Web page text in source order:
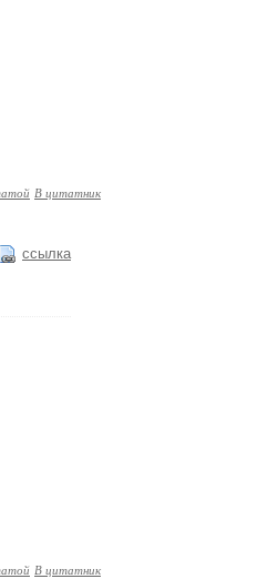
В цитатник
ссылка
В цитатник